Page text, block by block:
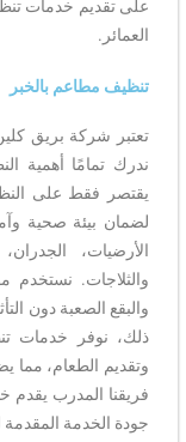
على تقديم خدمات
العمائر.
تنظيف مطاعم بالخبر
تعتبر شركة بريق
ندرك تمامًا أهمية
يقتصر فقط على
لضمان بيئة صحية
الأرضيات،
والثلاجات. نستخدم
والبقع الصعبة دون
ذلك، نوفر خدمات
وتقديم الطعام، مما
فريقنا المدرب
جودة الخدمة المقدمة